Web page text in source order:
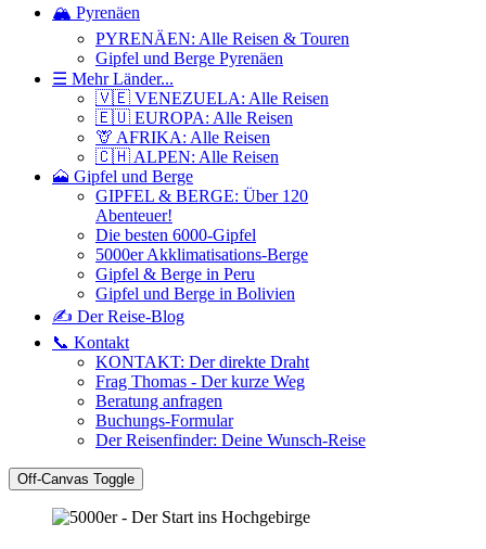
🏔️ Pyrenäen
PYRENÄEN: Alle Reisen & Touren
Gipfel und Berge Pyrenäen
☰ Mehr Länder...
🇻🇪 VENEZUELA: Alle Reisen
🇪🇺 EUROPA: Alle Reisen
🦒 AFRIKA: Alle Reisen
🇨🇭 ALPEN: Alle Reisen
🗻 Gipfel und Berge
GIPFEL & BERGE: Über 120
Abenteuer!
Die besten 6000-Gipfel
5000er Akklimatisations-Berge
Gipfel & Berge in Peru
Gipfel und Berge in Bolivien
✍️ Der Reise-Blog
📞 Kontakt
KONTAKT: Der direkte Draht
Frag Thomas - Der kurze Weg
Beratung anfragen
Buchungs-Formular
Der Reisenfinder: Deine Wunsch-Reise
Off-Canvas Toggle